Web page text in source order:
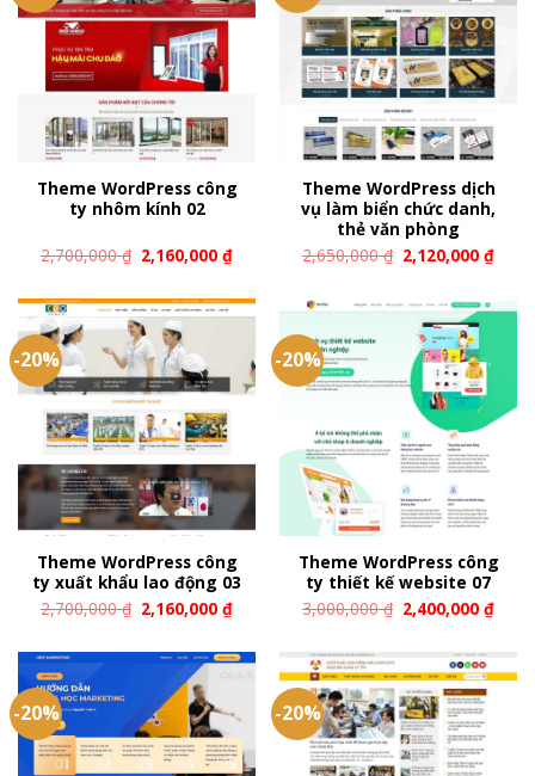
Theme WordPress công
ty nhôm kính 02
2,700,000₫ 2,160,000₫
Theme WordPress dịch
vụ làm biển chức danh,
thẻ văn phòng
2,650,000₫ 2,120,000₫
-20%
Theme WordPress công
ty xuất khẩu lao động 03
2,700,000₫ 2,160,000₫
-20%
Theme WordPress công
ty thiết kế website 07
3,000,000₫ 2,400,000₫
-20% -20%